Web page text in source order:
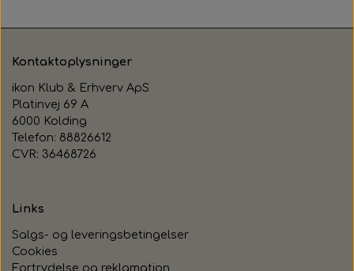
Kontaktoplysninger
ikon Klub & Erhverv ApS
Platinvej 69 A
6000 Kolding
Telefon: 88826612
CVR: 36468726
Links
Salgs- og leveringsbetingelser
Cookies
Fortrydelse og reklamation